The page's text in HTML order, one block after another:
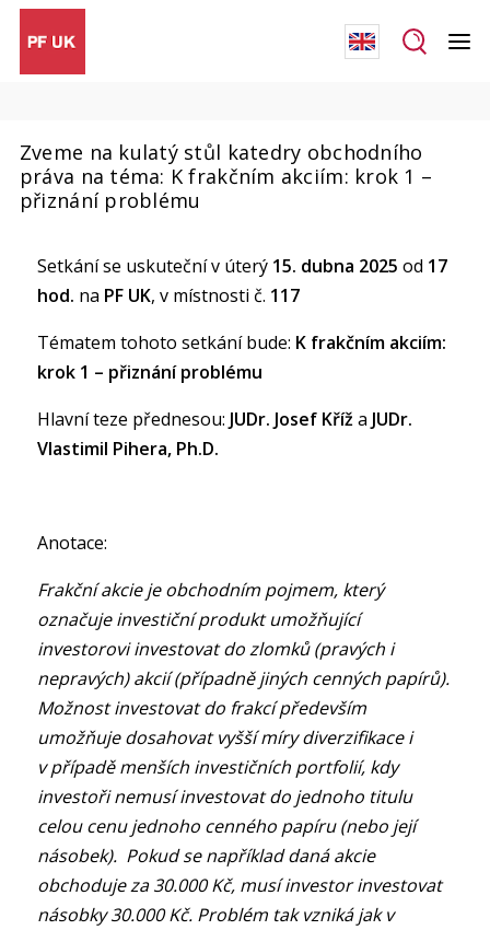
Zveme na kulatý stůl katedry obchodního
práva na téma: K frakčním akciím: krok 1 –
přiznání problému
Setkání se uskuteční v úterý 15. dubna 2025 od 17
hod. na PF UK, v místnosti č. 117
Tématem tohoto setkání bude: K frakčním akciím:
krok 1 – přiznání problému
Hlavní teze přednesou: JUDr. Josef Kříža JUDr.
Vlastimil Pihera, Ph.D.
Anotace:
Frakční akcie je obchodním pojmem, který
označuje investiční produkt umožňující
investorovi investovat do zlomků (pravých i
nepravých) akcií (případně jiných cenných papírů).
Možnost investovat do frakcí především
umožňuje dosahovat vyšší míry diverzifikace i
v případě menších investičních portfolií, kdy
investoři nemusí investovat do jednoho titulu
celou cenu jednoho cenného papíru (nebo její
násobek). Pokud se například daná akcie
obchoduje za 30.000 Kč, musí investor investovat
násobky 30.000 Kč. Problém tak vzniká jak v